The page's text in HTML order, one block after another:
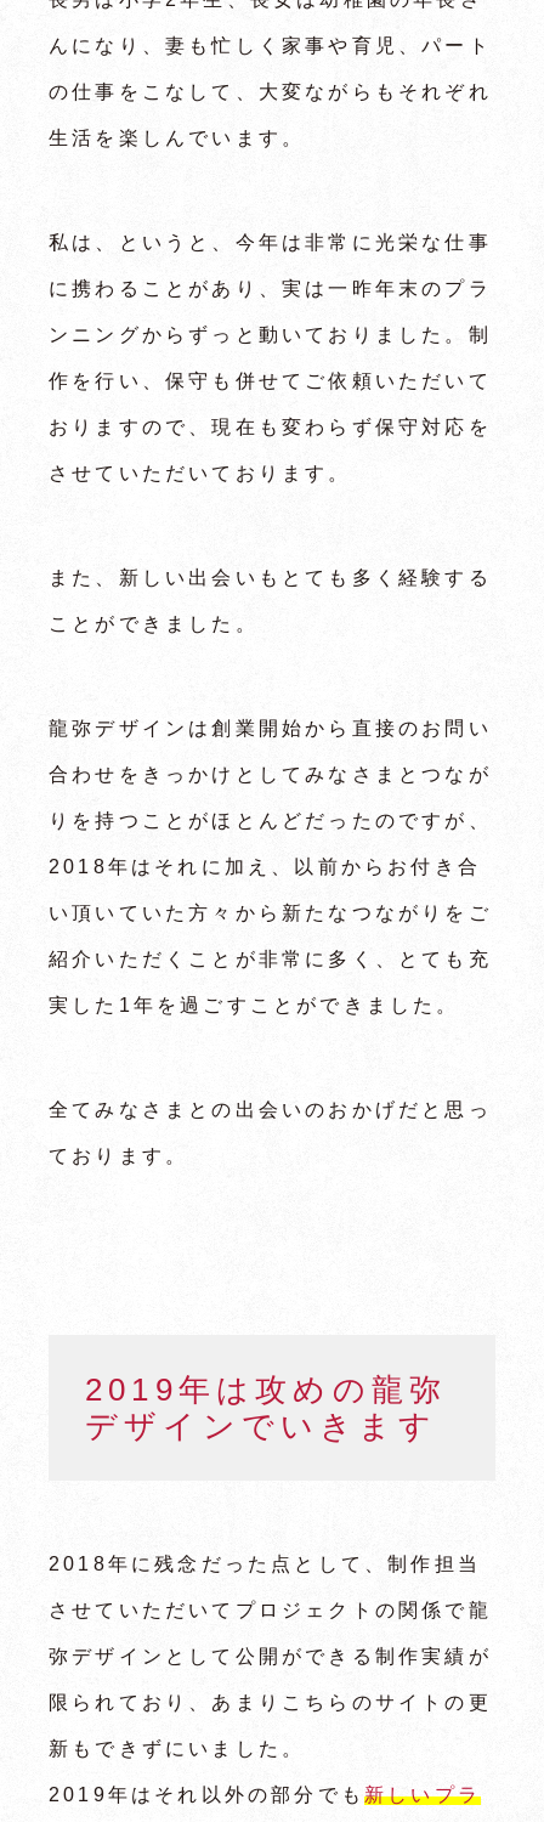
んになり、妻も忙しく家事や育児、パート
の仕事をこなして、大変ながらもそれぞれ
生活を楽しんでいます。
私は、というと、今年は非常に光栄な仕事
に携わることがあり、実は一昨年末のプラ
ンニングからずっと動いておりました。制
作を行い、保守も併せてご依頼いただいて
おりますので、現在も変わらず保守対応を
させていただいております。
また、新しい出会いもとても多く経験する
ことができました。
龍弥デザインは創業開始から直接のお問い
合わせをきっかけとしてみなさまとつなが
りを持つことがほとんどだったのですが、
2018年はそれに加え、以前からお付き合
い頂いていた方々から新たなつながりをご
紹介いただくことが非常に多く、とても充
実した1年を過ごすことができました。
全てみなさまとの出会いのおかげだと思っ
ております。
2019年は攻めの龍弥
デザインでいきます
2018年に残念だった点として、制作担当
させていただいてプロジェクトの関係で龍
弥デザインとして公開ができる制作実績が
限られており、あまりこちらのサイトの更
新もできずにいました。
2019年はそれ以外の部分でも 新しいプラ